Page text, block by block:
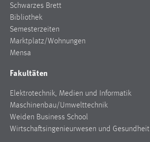
Schwarzes Brett
Bibliothek
Semesterzeiten
Marktplatz/Wohnungen
Mensa
Fakultäten
Elektrotechnik, Medien und Informatik
Maschinenbau/Umwelttechnik
Weiden Business School
Wirtschaftsingenieurwesen und Gesundheit